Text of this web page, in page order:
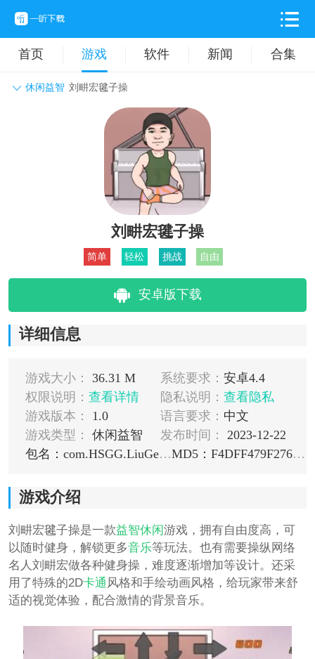
首页 游戏 软件 新闻 合集
休闲益智 刘畊宏毽子操
动作格斗 休闲益智
卡牌对战 音乐舞蹈
挂机养成
刘畊宏毽子操
简单 轻松 挑战 自由
安卓版下载
详细信息
游戏大小： 36.31 M 系统要求： 安卓4.4
权限说明： 查看详情 隐私说明： 查看隐私
游戏版本：
1.0 语言要求： 中文
游戏类型：
休闲益智 发布时间：
2023-12-22
包名：com.HSGG.LiuGengHon
MD5：F4DFF479F276E37963E957313EC08D89
游戏介绍
刘畊宏毽子操是一款益智休闲游戏，拥有自由度高，可
以随时健身，解锁更多音乐等玩法。也有需要操纵网络
名人刘畊宏做各种健身操，难度逐渐增加等设计。还采
用了特殊的2D卡通 风格和手绘动画风格，给玩家带来舒
适的视觉体验，配合激情的背景音乐。